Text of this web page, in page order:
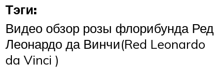
Тэги:
Видео обзор розы флорибунда Ред
Леонардо да Винчи(Red Leonardo
da Vinci )